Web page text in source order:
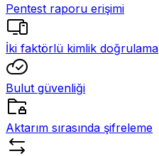
Pentest raporu erişimi
İki faktörlü kimlik doğrulama
Bulut güvenliği
Aktarım sırasında şifreleme